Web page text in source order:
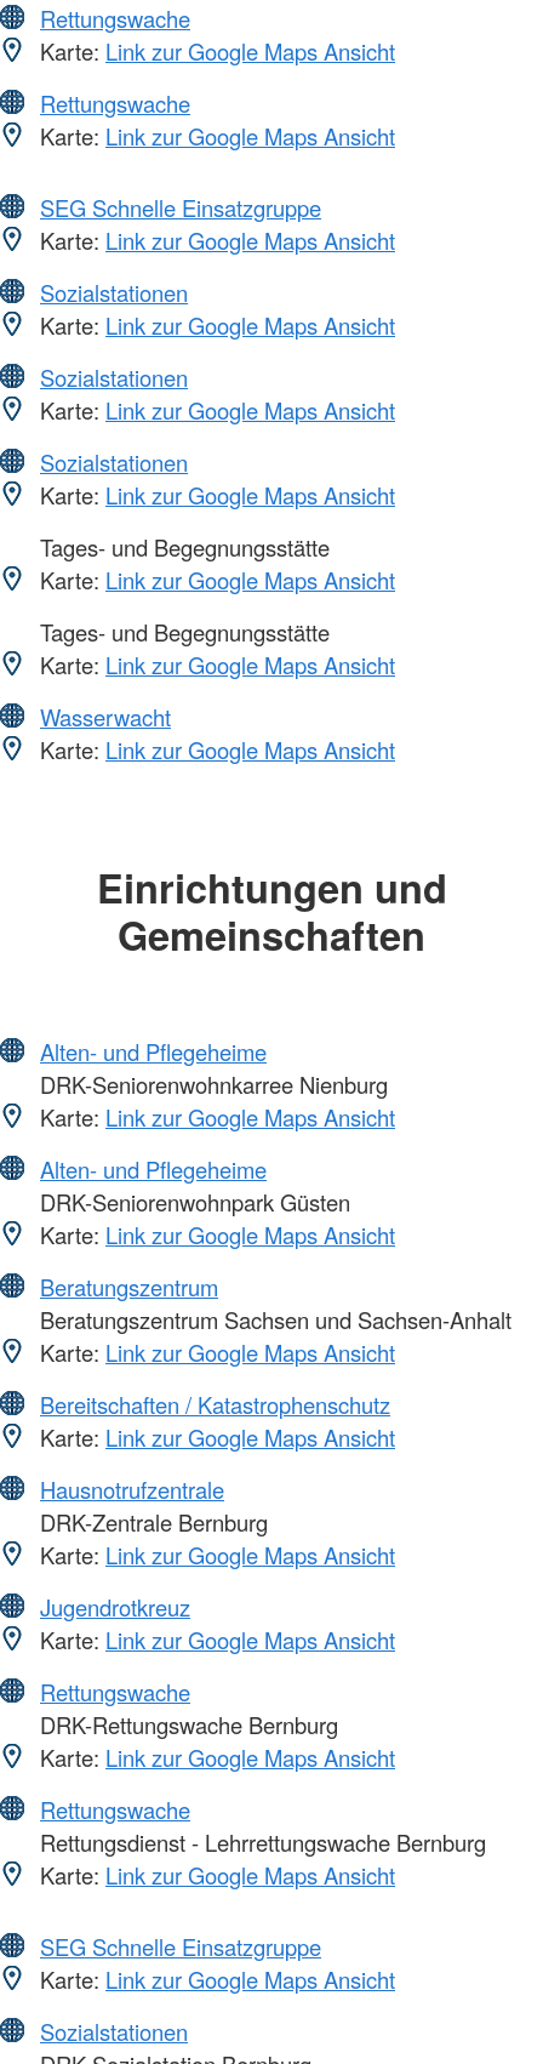
Rettungswache
Karte: Link zur Google Maps Ansicht
Rettungswache
Karte: Link zur Google Maps Ansicht
SEG Schnelle Einsatzgruppe
Karte: Link zur Google Maps Ansicht
Sozialstationen
Karte: Link zur Google Maps Ansicht
Sozialstationen
Karte: Link zur Google Maps Ansicht
Sozialstationen
Karte: Link zur Google Maps Ansicht
Tages- und Begegnungsstätte
Karte: Link zur Google Maps Ansicht
Tages- und Begegnungsstätte
Karte: Link zur Google Maps Ansicht
Wasserwacht
Karte: Link zur Google Maps Ansicht
Einrichtungen und
Gemeinschaften
Alten- und Pflegeheime
DRK-Seniorenwohnkarree Nienburg
Karte: Link zur Google Maps Ansicht
Alten- und Pflegeheime
DRK-Seniorenwohnpark Güsten
Karte: Link zur Google Maps Ansicht
Beratungszentrum
Beratungszentrum Sachsen und Sachsen-Anhalt
Karte: Link zur Google Maps Ansicht
Bereitschaften / Katastrophenschutz
Karte: Link zur Google Maps Ansicht
Hausnotrufzentrale
DRK-Zentrale Bernburg
Karte: Link zur Google Maps Ansicht
Jugendrotkreuz
Karte: Link zur Google Maps Ansicht
Rettungswache
DRK-Rettungswache Bernburg
Karte: Link zur Google Maps Ansicht
Rettungswache
Rettungsdienst - Lehrrettungswache Bernburg
Karte: Link zur Google Maps Ansicht
SEG Schnelle Einsatzgruppe
Karte: Link zur Google Maps Ansicht
Sozialstationen